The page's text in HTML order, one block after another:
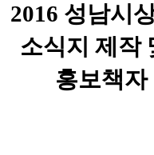
2016 성남시
소식지 제작
홍보책자